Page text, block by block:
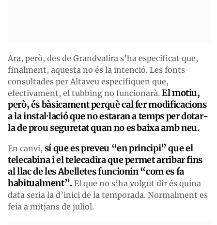
Ara, però, des de Grandvalira s’ha especificat que,
finalment, aquesta no és la intenció. Les fonts
consultades per Altaveu especifiquen que,
efectivament, el tubbing no funcionarà. El motiu,
però, és bàsicament perquè cal fer modificacions
a la instal·lació que no estaran a temps per dotar-
la de prou seguretat quan no es baixa amb neu.
En canvi, sí que es preveu “en principi” que el
telecabina i el telecadira que permet arribar fins
al llac de les Abelletes funcionin “com es fa
habitualment”.El que no s’ha volgut dir és quina
data seria la d’inici de la temporada. Normalment es
feia a mitjans de juliol.